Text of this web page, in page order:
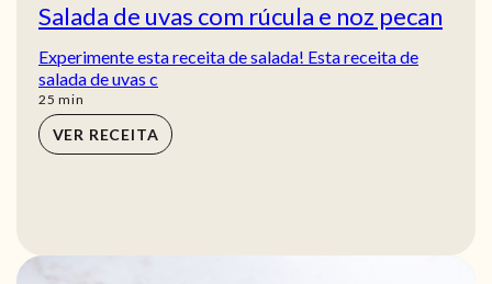
Salada de uvas com rúcula e noz pecan
Experimente esta receita de salada! Esta receita de
salada de uvas c
25 min
min
VER RECEITA